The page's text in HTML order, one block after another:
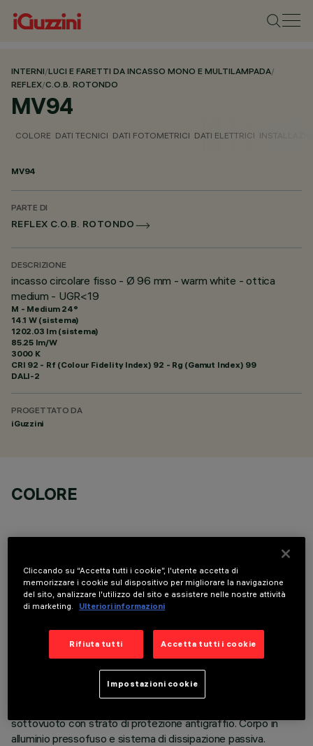
INTERNI/LUCI E FARETTI DA INCASSO MONO E MULTILAMPADA/
REFLEX/C.O.B. ROTONDO
MV94
COLORE DATI TECNICI DATI FOTOMETRICI DATI ELETTRICI
MV94
PARTE DI
REFLEX C.O.B. ROTONDO
DESCRIZIONE
incasso circolare fisso - Ø 96 mm - warm white - ottica
medium - UGR<19
M - Medium 24°
14.1 W (sistema)
1202.03 lm (sistema)
85.25 lm/W
3000 K
CRI 92 - Rf (Colour Fidelity Index) 92 - Rg (Gamut Index) 99
DALI-2
PROGETTATO DA
iGuzzini
COLORE
DATI TECNICI
LED con tecnologia C.o.B. Versione con falda per installazione
sottovuoto con strato di protezione antigraffio. Corpo in
alluminio pressofuso e sistema di dissipazione passiva.
Cliccando su “Accetta tutti i cookie”, l'utente accetta di
memorizzare i cookie sul dispositivo per migliorare la navigazione
del sito, analizzare l'utilizzo del sito e assistere nelle nostre attività
di marketing.
Ulteriori informazioni
Rifiuta tutti Accetta tutti i cookie
Impostazioni cookie